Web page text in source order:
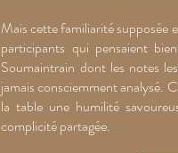
Mais cette familiarité supposée
participants qui pensaient
Soumaintrain dont les notes
jamais consciemment analysé.
la table une humilité
complicité partagée.